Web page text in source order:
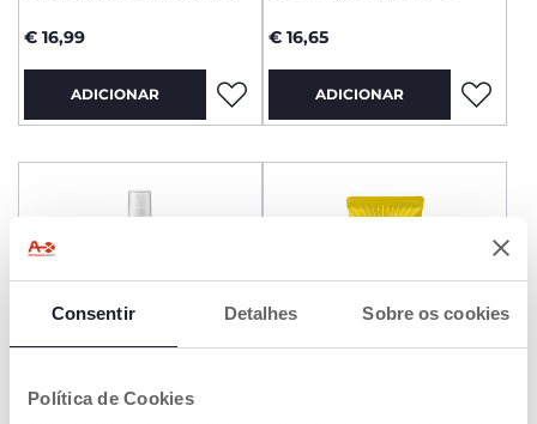
Consentir Detalhes Sobre os cookies
Política de Cookies
€ 16,99
ADICIONAR
€ 16,65
ADICIONAR